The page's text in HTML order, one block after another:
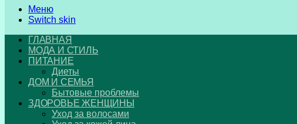
Меню
Switch skin
ГЛАВНАЯ
МОДА И СТИЛЬ
ПИТАНИЕ
Диеты
ДОМ И СЕМЬЯ
Бытовые проблемы
ЗДОРОВЬЕ ЖЕНЩИНЫ
Уход за волосами